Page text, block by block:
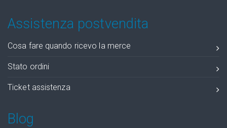
Assistenza postvendita
Cosa fare quando ricevo la merce
Stato ordini
Ticket assistenza
Blog